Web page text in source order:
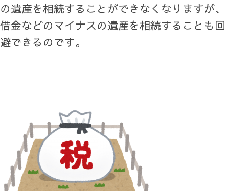
の遺産を相続することができなくなりますが、
借金などのマイナスの遺産を相続することも回
避できるのです。